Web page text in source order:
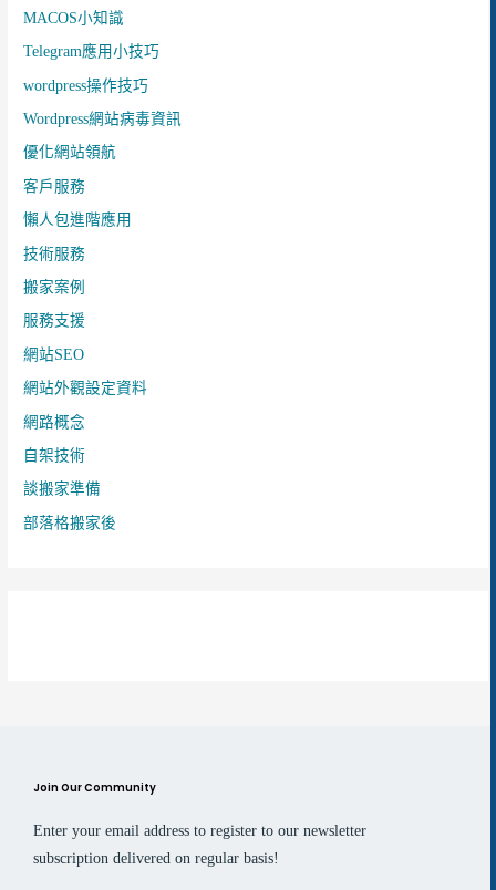
MACOS小知識
Telegram應用小技巧
wordpress操作技巧
Wordpress網站病毒資訊
優化網站領航
客戶服務
懶人包進階應用
技術服務
搬家案例
服務支援
網站SEO
網站外觀設定資料
網路概念
自架技術
談搬家準備
部落格搬家後
Join Our Community
Enter your email address to register to our newsletter
subscription delivered on regular basis!